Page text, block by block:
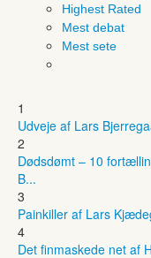
Highest Rated
Mest debat
Mest sete
1
Udveje af Lars
2
Dødsdømt – 10
B...
3
Painkiller af Lars
4
Det finmaskede net af